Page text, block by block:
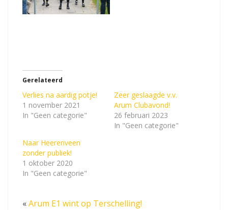
Gerelateerd
Verlies na aardig potje!
1 november 2021
In "Geen categorie"
Zeer geslaagde v.v.
Arum Clubavond!
26 februari 2023
In "Geen categorie"
Naar Heerenveen
zonder publiek!
1 oktober 2020
In "Geen categorie"
«Arum E1 wint op Terschelling!